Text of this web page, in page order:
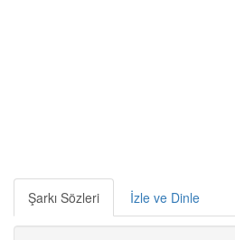
Şarkı Sözleri İzle ve Dinle